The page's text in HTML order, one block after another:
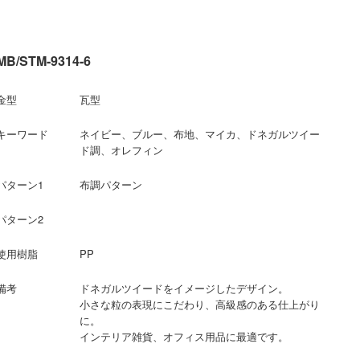
STM-9314-6
型 瓦型
ーワード
ネイビー、ブルー、布地、マイカ、ドネガルツイー
ド調、オレフィン
ターン1 布調パターン
ターン2
用樹脂 PP
考
ドネガルツイードをイメージしたデザイン。
小さな粒の表現にこだわり、高級感のある仕上がり
に。
インテリア雑貨、オフィス用品に最適です。